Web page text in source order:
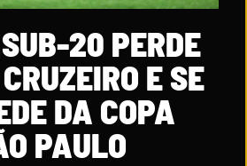
20 PERDE
E SE
DA COPA
PAULO